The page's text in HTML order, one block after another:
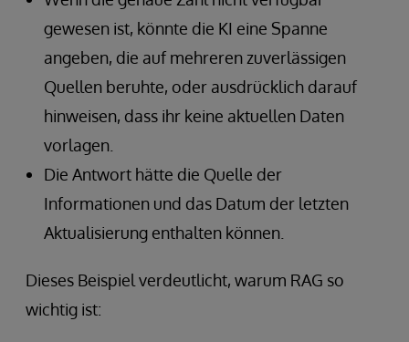
gewesen ist, könnte die KI eine Spanne
angeben, die auf mehreren zuverlässigen
Quellen beruhte, oder ausdrücklich darauf
hinweisen, dass ihr keine aktuellen Daten
vorlagen.
Die Antwort hätte die Quelle der
Informationen und das Datum der letzten
Aktualisierung enthalten können.
Dieses Beispiel verdeutlicht, warum RAG so
wichtig ist: